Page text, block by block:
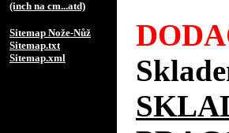
(inch na cm...atd)
Sitemap Nože-Nůž
Sitemap.txt
Sitemap.xml